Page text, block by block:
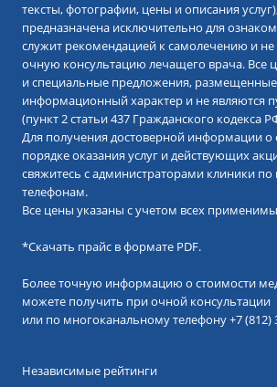
тексты, фотографии, цены и описания
предназначена исключительно для
служит рекомендацией к самолечению и
очную консультацию лечащего врача. Все
и специальные предложения, размещенные
информационный характер и не являются
(пункт 2 статьи 437 Гражданского кодекса
Для получения достоверной информации о
порядке оказания услуг и действующих
свяжитесь с администраторами клиники
телефонам.
Все цены указаны с учетом всех
*Скачать прайс в формате PDF.
Более точную информацию о стоимости
можете получить при очной консультации
или по многоканальному телефону+7 (812)
Независимые рейтинги